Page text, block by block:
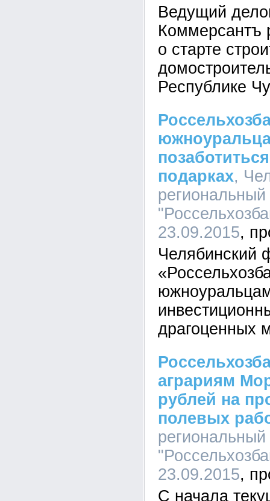
Ведущий
Коммерсантъ
о старте
Республике
подарках,
23.09.2015
Челябинский
драгоценных
аграриям
рублей на
полевых
23.09.2015
С начала